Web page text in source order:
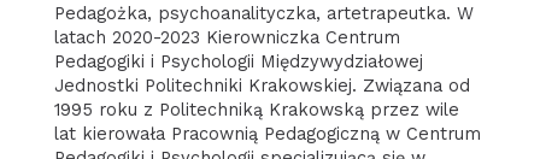
Pedagożka, psychoanalityczka, artetrapeutka. W
latach 2020-2023 Kierowniczka Centrum
Pedagogiki i Psychologii Międzywydziałowej
Jednostki Politechniki Krakowskiej. Związana od
1995 roku z Politechniką Krakowską przez wile
lat kierowała Pracownią Pedagogiczną w Centrum